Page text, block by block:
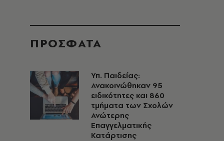
ΠΡΟΣΦΑΤΑ
Υπ. Παιδείας:
Ανακοινώθηκαν 95
ειδικότητες και 860
τμήματα των Σχολών
Ανώτερης
Επαγγελματικής
Κατάρτισης